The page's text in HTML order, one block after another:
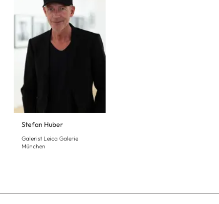
Stefan Huber
Galerist Leica Galerie
München